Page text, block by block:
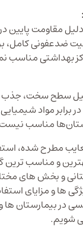
مقاومت پایین در
ضدعفونی کامل،
بهداشتی مناسب
سطح سخت، جذب
برابر مواد
مناسب
مطرح شده،
و مناسب ترین
و بخش های
ها و مزایای
در بیمارستان ها
شویم.